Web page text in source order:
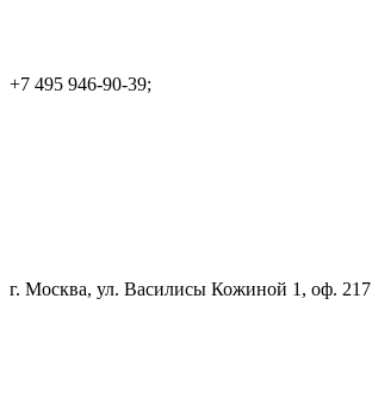
+7 495 946-90-39;
г. Москва, ул. Василисы Кожиной 1, оф. 217